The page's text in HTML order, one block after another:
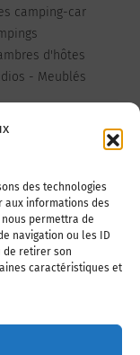
des technologies
informations des
permettra de
navigation ou les ID
de retirer son
caractéristiques et
camping-car
d'hôtes
- Meublés
votre annonce
contacter